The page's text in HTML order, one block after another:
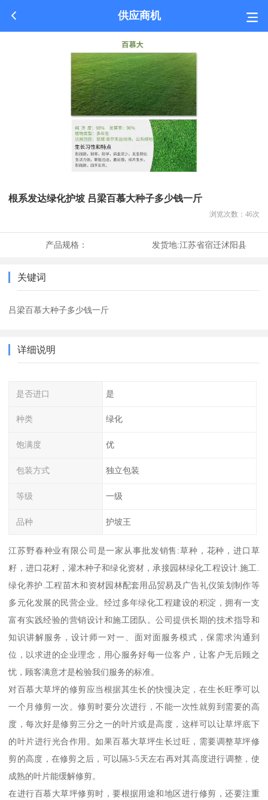
供应商机
根系发达绿化护坡 吕梁百慕大种子多少钱一斤
浏览次数： 46次
产品规格： 发货地:江苏省宿迁沭阳县
关键词
吕梁百慕大种子多少钱一斤
详细说明
是否进口 是
种类 绿化
饱满度 优
包装方式 独立包装
等级 一级
品种 护坡王
江苏野春种业有限公司是一家从事批发销售:草种，花种，进口草
籽，进口花籽，灌木种子和绿化资材，承接园林绿化工程设计.施工.
绿化养护.工程苗木和资材园林配套用品贸易及广告礼仪策划制作等
多元化发展的民营企业。经过多年绿化工程建设的积淀，拥有一支
富有实践经验的营销设计和施工团队。公司提供长期的技术指导和
知识讲解服务，设计师一对一、面对面服务模式，保需求沟通到
位，以求进的企业理念，用心服务好每一位客户，让客户无后顾之
忧，顾客满意才是检验我们服务的标准。
对百慕大草坪的修剪应当根据其生长的快慢决定，在生长旺季可以
一个月修剪一次。修剪时要分次进行，不能一次性就剪到需要的高
度，每次好是修剪三分之一的叶片或是高度，这样可以让草坪底下
的叶片进行光合作用。如果百慕大草坪生长过旺，需要调整草坪修
剪的高度，在修剪之后，可以隔3-5天左右再对其高度进行调整，使
成熟的叶片能缓解修剪。
在进行百慕大草坪修剪时，要根据用途和地区进行修剪，还要注重